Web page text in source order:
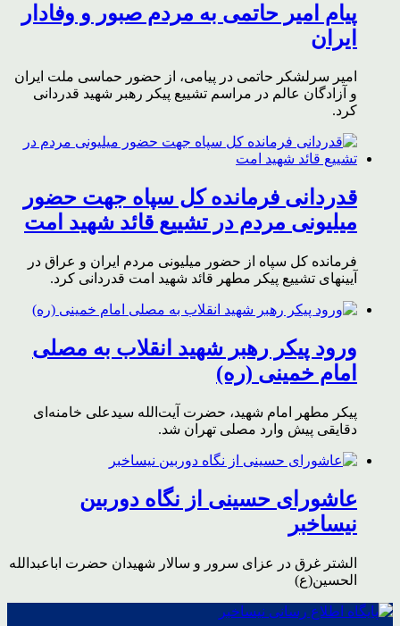
پیام امیر حاتمی به مردم صبور و وفادار
ایران
امیر سرلشکر حاتمی در پیامی، از حضور حماسی ملت ایران
و آزادگان عالم در مراسم تشییع پیکر رهبر شهید قدردانی
کرد.
قدردانی فرمانده کل سپاه جهت حضور
میلیونی مردم در تشییع قائد شهید امت
فرمانده کل سپاه از حضور میلیونی مردم ایران و عراق در
آیینهای تشییع پیکر مطهر قائد شهید امت قدردانی کرد.
ورود پیکر رهبر شهید انقلاب به مصلی
امام خمینی (ره)
پیکر مطهر امام شهید،‌ حضرت آیت‌الله سیدعلی خامنه‌ای
دقایقی پیش وارد مصلی تهران شد.
عاشورای حسینی از نگاه دوربین
نیساخبر
الشتر غرق در عزای سرور و سالار شهیدان حضرت اباعبدالله
الحسین(ع)